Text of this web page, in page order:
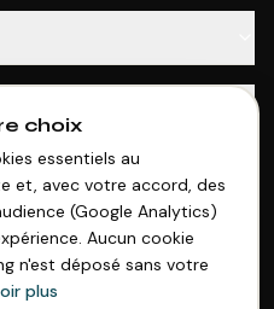
choix
essentiels au
et, avec votre accord, des
(Google Analytics)
Aucun cookie
n'est déposé sans votre
plus